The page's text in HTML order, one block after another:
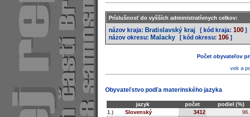
Príslušnosť do vyšších administratívnych celkov:
názov kraja: Bratislavský kraj [ kód kraja: 100 ]
názov okresu: Malacky [ kód okresu: 106 ]
Počet obyvateľov
vek a
Obyvateľstvo podľa materinského jazyka
jazyk počet
podiel (%)
1.)
Slovenský 3412